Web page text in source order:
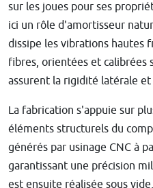
sur les joues pour ses
ici un rôle d'amortisseur
dissipe les vibrations hautes
fibres, orientées et calibrées
assurent la rigidité latérale et
La fabrication s'appuie sur
éléments structurels du
générés par usinage CNC à
garantissant une précision
est ensuite réalisée sous